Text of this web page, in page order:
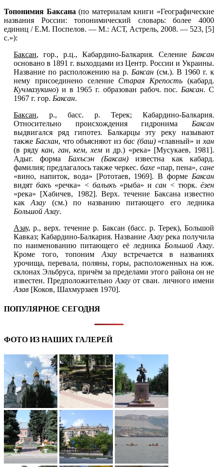
Топонимия Баксана (по материалам книги «Географические
названия России: топонимический словарь: более 4000
единиц / Е.М. Поспелов. — М.: АСТ, Астрель, 2008. — 523, [5]
с.»):
Баксан, гор., р.ц., Кабардино-Балкария. Селение Баксан
основано в 1891 г. выходцами из Центр. России и Украины.
Название по расположению на р. Баксан (см.). В 1960 г. к
нему присоединено селение Старая Крепость (кабард.
Кучмазукино) и в 1965 г. образован рабоч. пос. Баксан. С
1967 г. гор. Баксан.
Баксан, р., басс. р. Терек; Кабардино-Балкария.
Относительно происхождения гидронима Баксан
выдвигался ряд гипотез. Балкарцы эту реку называют
также Басхан, что объясняют из бас (баш)«главный» ихан
(в рядукан, ган,кем,хем и др.) «река» [Мусукаев, 1981].
Адыг. форма Бахъсэн (Баксан) известна как кабард.
фамилия; предлагалось также черкес. бахе «пар, пена», сане
«вино, напиток, вода» [Рототаев, 1969]. В форме Баксан
видятбакъ «речка» < балыкъ«рыба» исан < тюрк.ёзен
«река» [Хабичев, 1982]. Верх. течение Баксана известно
какАзау (см.) по названию питающего его ледника
Большой Азау.
Азау, р., верх. течение р. Баксан (басс. р. Терек), Большой
Кавказ; Кабардино-Балкария. Название Азаурека получила
по наименованию питающего её ледника Большой Азау.
Кроме того, топоним Азаувстречается в названиях
урочища, перевала, поляны, горы, расположенных на юж.
склонах Эльбруса, причём за пределами этого района он не
известен. Предположительно Азауот сван. личного имени
Азав [Коков, Шахмурзаев 1970].
ПОПУЛЯРНОЕ СЕГОДНЯ
ФОТО ИЗ НАШИХ ГАЛЕРЕЙ